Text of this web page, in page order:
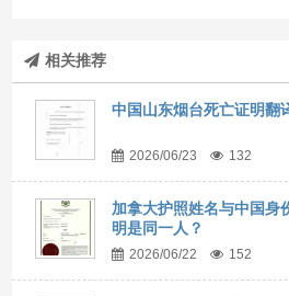
相关推荐
中国山东烟台死亡证明翻
2026/06/23 132
加拿大护照姓名与中国身
明是同一人？
2026/06/22 152